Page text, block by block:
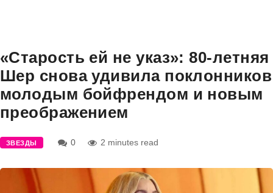
«Старость ей не указ»: 80-летняя
Шер снова удивила поклонников
молодым бойфрендом и новым
преображением
ЗВЕЗДЫ 0 2 minutes read